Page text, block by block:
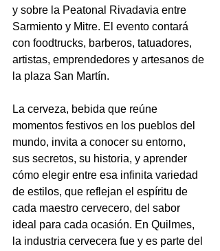
y sobre la Peatonal Rivadavia entre
Sarmiento y Mitre. El evento contará
con foodtrucks, barberos, tatuadores,
artistas, emprendedores y artesanos de
la plaza San Martín.
La cerveza, bebida que reúne
momentos festivos en los pueblos del
mundo, invita a conocer su entorno,
sus secretos, su historia, y aprender
cómo elegir entre esa infinita variedad
de estilos, que reflejan el espíritu de
cada maestro cervecero, del sabor
ideal para cada ocasión. En Quilmes,
la industria cervecera fue y es parte del